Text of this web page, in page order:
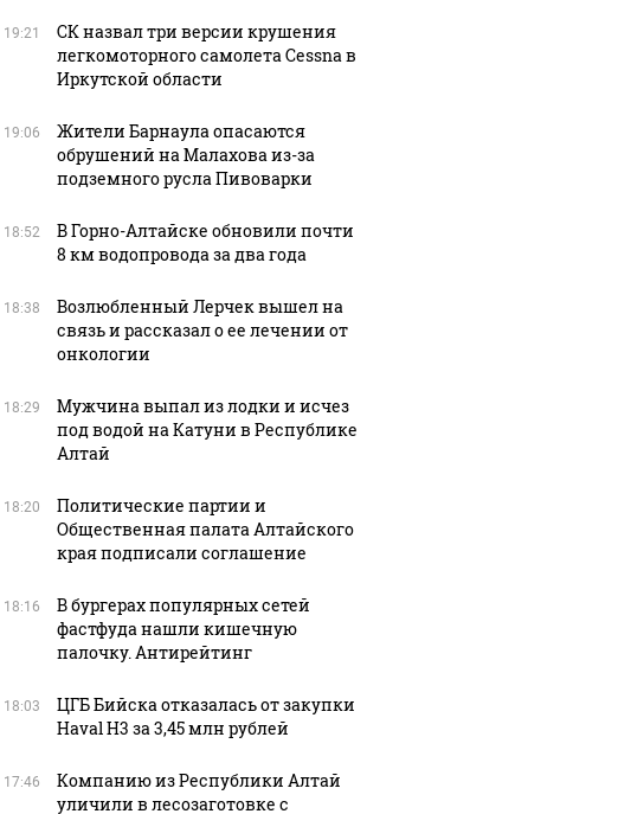
На Урале из казны
миллионов рублей
Такую зиму в России
так?!
19:21
СК назвал три версии крушения
легкомоторного самолета Cessna в
Иркутской области
19:06
Жители Барнаула опасаются
обрушений на Малахова из-за
подземного русла Пивоварки
18:52
В Горно-Алтайске обновили почти
8 км водопровода за два года
18:38
Возлюбленный Лерчек вышел на
связь и рассказал о ее лечении от
онкологии
18:29
Мужчина выпал из лодки и исчез
под водой на Катуни в Республике
Алтай
18:20
Политические партии и
Общественная палата Алтайского
края подписали соглашение
18:16
В бургерах популярных сетей
фастфуда нашли кишечную
палочку. Антирейтинг
18:03
ЦГБ Бийска отказалась от закупки
Haval H3 за 3,45 млн рублей
17:46
Компанию из Республики Алтай
уличили в лесозаготовке с